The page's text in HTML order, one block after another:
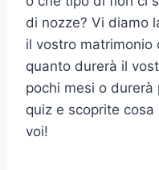
di nozze? Vi diamo
il vostro matrimonio
quanto durerà il
pochi mesi o durerà
quiz e scoprite
voi!